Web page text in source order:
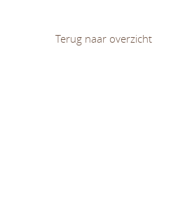
Terug naar overzicht